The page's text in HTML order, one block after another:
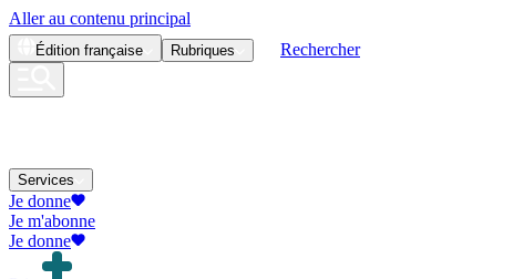
Aller au contenu principal
Édition française Rubriques Rechercher
Services
Je donne
Je m'abonne
Je donne